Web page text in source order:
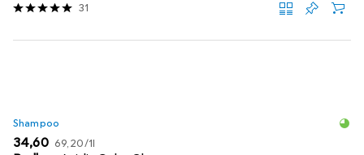
31
Shampoo
EUR
34,60 EUR
69,20/1l